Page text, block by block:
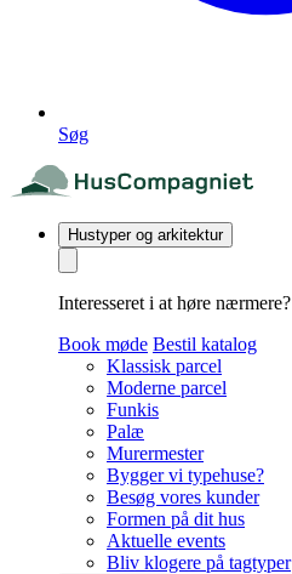
Søg
Hustyper og arkitektur
Interesseret i at høre nærmere?
Book møde Bestil katalog
Klassisk parcel
Moderne parcel
Funkis
Palæ
Murermester
Bygger vi typehuse?
Besøg vores kunder
Formen på dit hus
Aktuelle events
Bliv klogere på tagtyper